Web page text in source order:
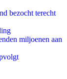
bezocht terecht
miljoenen aan